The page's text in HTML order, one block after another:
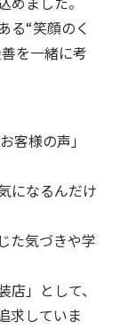
る“笑顔のく
を一緒に考
客様の声」
になるんだけ
た気づきや学
店」として、
求していま